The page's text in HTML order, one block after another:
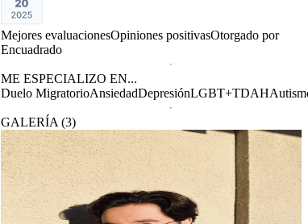
Mejores evaluacionesOpiniones positivasOtorgado por
Encuadrado
ME ESPECIALIZO EN...
Duelo MigratorioAnsiedadDepresiónLGBT+TDAH
GALERÍA (3)